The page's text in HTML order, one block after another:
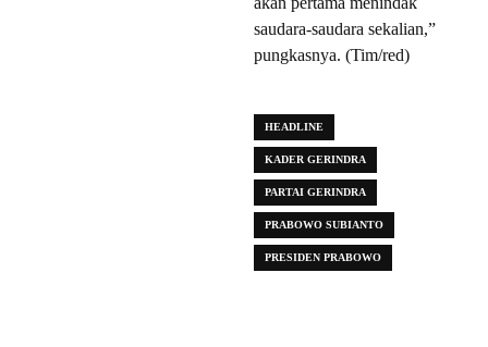
saudara-saudara sekalian,”
pungkasnya. (Tim/red)
HEADLINE
KADER GERINDRA
PARTAI GERINDRA
PRABOWO SUBIANTO
PRESIDEN PRABOWO